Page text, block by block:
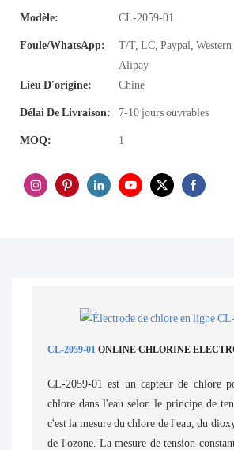
Modèle: CL-2059-01
Foule/WhatsApp:
T/T, LC, Paypal,
Alipay
Lieu D'origine:
Chine
Délai De Livraison: 7-10 jours ouvrables
MOQ: 1
CL-2059-01ONLINE CHLORINE
CL-2059-01 est un capteur de chlore
chlore dans l'eau selon le principe de
c'est la mesure du chlore de l'eau, du
de l'ozone. La mesure de tension